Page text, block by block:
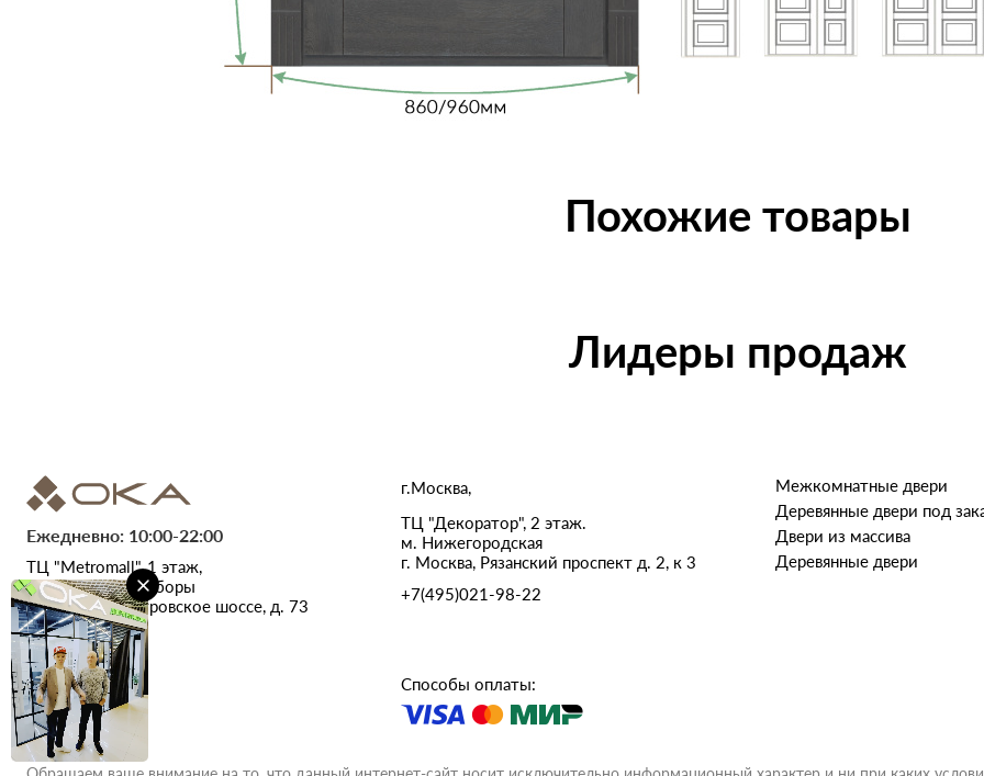
Похожие товары
Лидеры продаж
Ежедневно: 10:00-22:00
ТЦ "Metromall", 1 этаж,
м. Верхние Лихоборы
г. Москва, Дмитровское шоссе, д. 73
стр. 1
г.Москва,
ТЦ "Декоратор", 2 этаж.
м. Нижегородская
г. Москва, Рязанский проспект д. 2, к 3
+7(495)021-98-22
Способы оплаты:
Межкомнатные двери
Деревянные двери под
Двери из массива
Деревянные двери